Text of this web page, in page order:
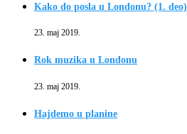
Kako do posla u Londonu? (1. deo)
23. maj 2019.
Rok muzika u Londonu
23. maj 2019.
Hajdemo u planine